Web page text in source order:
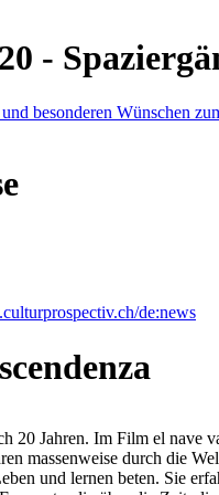
-
besonderen Wünschen
de:news
20 Jahren. Im Film el nave
massenweise durch die
und lernen beten. Sie